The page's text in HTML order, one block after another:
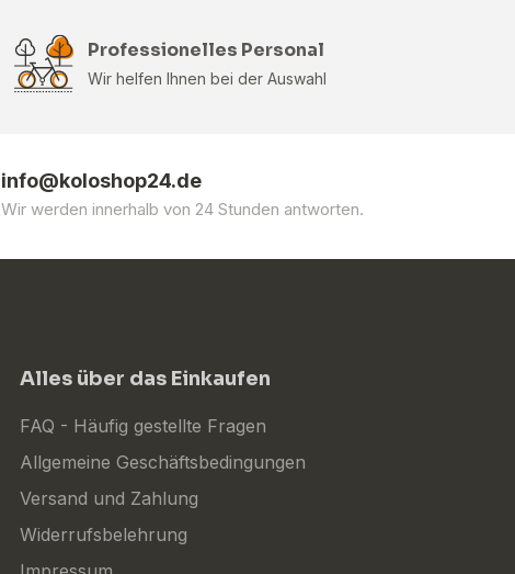
Professionelles Personal
Wir helfen Ihnen bei der Auswahl
info@koloshop24.de
Wir werden innerhalb von 24 Stunden antworten.
Alles über das Einkaufen
FAQ - Häufig gestellte Fragen
Allgemeine Geschäftsbedingungen
Versand und Zahlung
Widerrufsbelehrung